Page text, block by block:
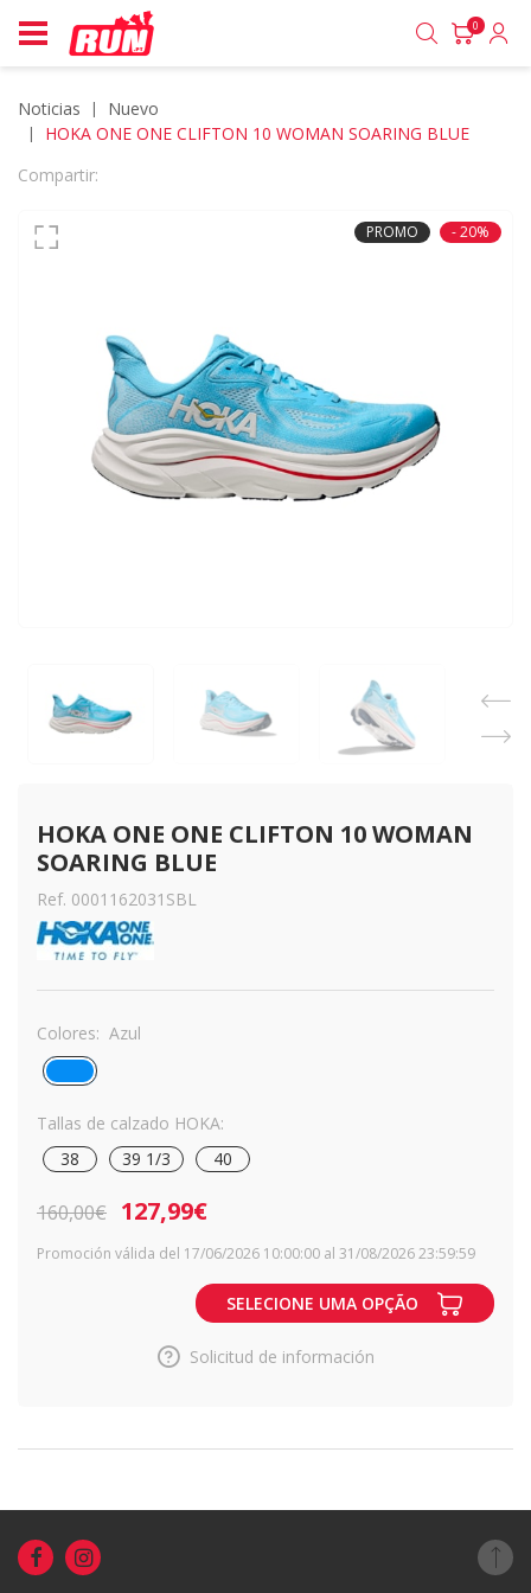
0
Noticias
nuevo
HOKA ONE ONE CLIFTON 10 WOMAN SOARING BLUE
Compartir:
PROMO - 20%
HOKA ONE ONE CLIFTON 10 WOMAN
SOARING BLUE
Ref. 0001162031SBL
Colores: Azul
Tallas de calzado HOKA:
38
39 1/3 40
160,00€ 127,99€
Promoción válida del 17/06/2026 10:00:00 al 31/08/2026 23:59:59
SELECIONE UMA OPÇÃO
Solicitud de información